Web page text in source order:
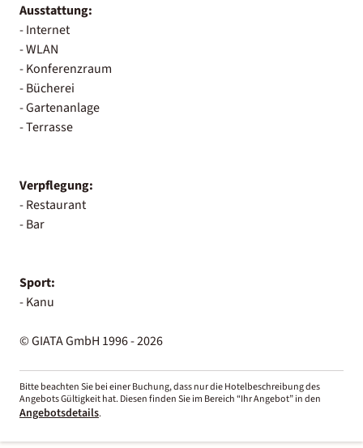
Ausstattung:
- Internet
- WLAN
- Konferenzraum
- Bücherei
- Gartenanlage
- Terrasse
Verpflegung:
- Restaurant
- Bar
Sport:
- Kanu
© GIATA GmbH 1996 - 2026
Bitte beachten Sie bei einer Buchung, dass nur die Hotelbeschreibung des
Angebots Gültigkeit hat. Diesen finden Sie im Bereich “Ihr Angebot” in den
Angebotsdetails.